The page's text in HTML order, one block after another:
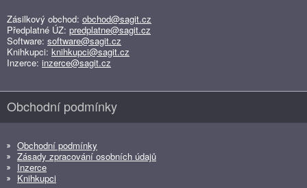
Zásilkový obchod: obchod@sagit.cz
Předplatné ÚZ: predplatne@sagit.cz
Software: software@sagit.cz
Knihkupci: knihkupci@sagit.cz
Inzerce: inzerce@sagit.cz
Obchodní podmínky
Obchodní podmínky
Zásady zpracování osobních údajů
Inzerce
Knihkupci